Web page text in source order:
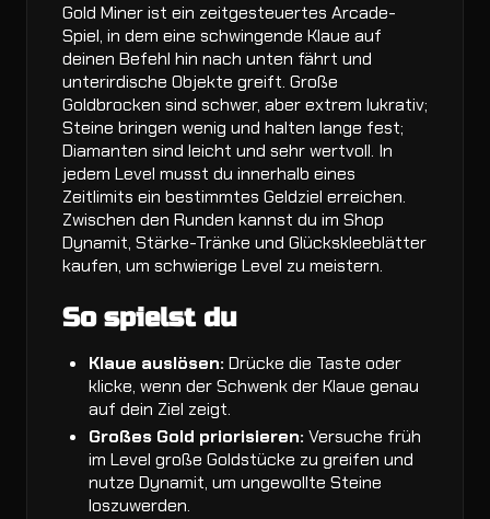
Gold Miner ist ein zeitgesteuertes Arcade-
Spiel, in dem eine schwingende Klaue auf
deinen Befehl hin nach unten fährt und
unterirdische Objekte greift. Große
Goldbrocken sind schwer, aber extrem lukrativ;
Steine bringen wenig und halten lange fest;
Diamanten sind leicht und sehr wertvoll. In
jedem Level musst du innerhalb eines
Zeitlimits ein bestimmtes Geldziel erreichen.
Zwischen den Runden kannst du im Shop
Dynamit, Stärke-Tränke und Glückskleeblätter
kaufen, um schwierige Level zu meistern.
So spielst du
Klaue auslösen: Drücke die Taste oder
klicke, wenn der Schwenk der Klaue genau
auf dein Ziel zeigt.
Großes Gold priorisieren: Versuche früh
im Level große Goldstücke zu greifen und
nutze Dynamit, um ungewollte Steine
loszuwerden.